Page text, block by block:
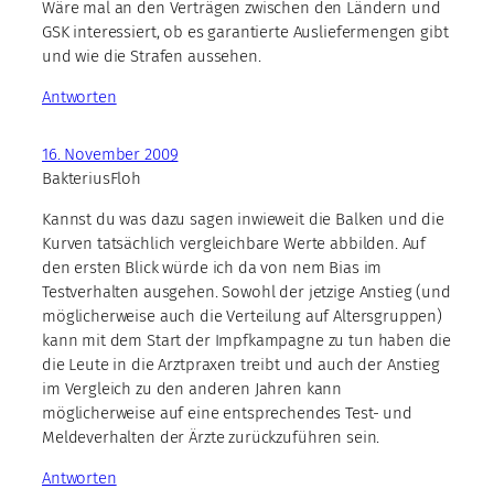
Wäre mal an den Verträgen zwischen den Ländern und
GSK interessiert, ob es garantierte Ausliefermengen gibt
und wie die Strafen aussehen.
Antworten
16. November 2009
BakteriusFloh
Kannst du was dazu sagen inwieweit die Balken und die
Kurven tatsächlich vergleichbare Werte abbilden. Auf
den ersten Blick würde ich da von nem Bias im
Testverhalten ausgehen. Sowohl der jetzige Anstieg (und
möglicherweise auch die Verteilung auf Altersgruppen)
kann mit dem Start der Impfkampagne zu tun haben die
die Leute in die Arztpraxen treibt und auch der Anstieg
im Vergleich zu den anderen Jahren kann
möglicherweise auf eine entsprechendes Test- und
Meldeverhalten der Ärzte zurückzuführen sein.
Antworten